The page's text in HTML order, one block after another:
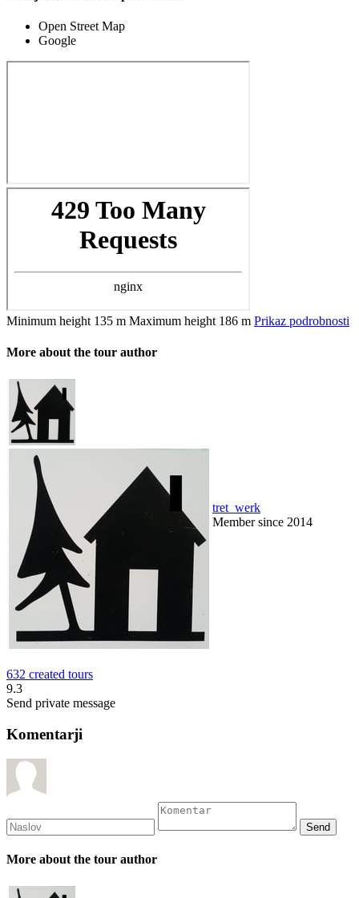
Open Street Map
Google
Minimum height 135 m Maximum height 186 m Prikaz podrobnosti
More about the tour author
tret_werk
Member since 2014
632 created tours
9.3
Send private message
Komentarji
More about the tour author